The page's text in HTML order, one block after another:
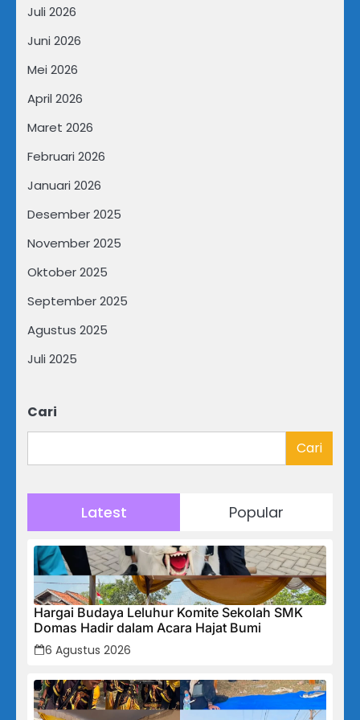
Juli 2026
Juni 2026
Mei 2026
April 2026
Maret 2026
Februari 2026
Januari 2026
Desember 2025
November 2025
Oktober 2025
September 2025
Agustus 2025
Juli 2025
Cari
Cari
Latest Popular
Hargai Budaya Leluhur Komite Sekolah SMK
Domas Hadir dalam Acara Hajat Bumi
6 Agustus 2026